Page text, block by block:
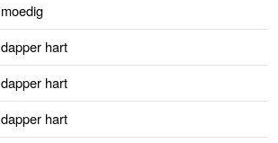
moedig
dapper hart
dapper hart
dapper hart